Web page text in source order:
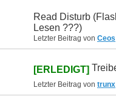
Read Disturb
Lesen ???)
Letzter Beitrag von Ceos
[ERLEDIGT]
Letzter Beitrag von trunx